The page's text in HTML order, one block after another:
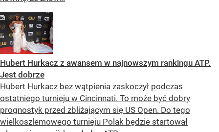
Hubert Hurkacz z awansem w najnowszym rankingu ATP.
Jest dobrze
Hubert Hurkacz bez wątpienia zaskoczył podczas
ostatniego turnieju w Cincinnati. To może być dobry
prognostyk przed zbliżającym się US Open. Do tego
wielkoszlemowego turnieju Polak będzie startował